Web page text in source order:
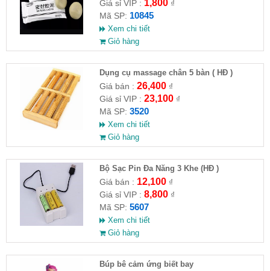
Giá sỉ VIP : 1,800₫
Mã SP: 10845
Xem chi tiết
Giỏ hàng
Dụng cụ massage chân 5 bàn ( HĐ )
Giá bán : 26,400₫
Giá sỉ VIP : 23,100₫
Mã SP: 3520
Xem chi tiết
Giỏ hàng
Bộ Sạc Pin Đa Năng 3 Khe (HĐ )
Giá bán : 12,100₫
Giá sỉ VIP : 8,800₫
Mã SP: 5607
Xem chi tiết
Giỏ hàng
​Búp bê cảm ứng biết bay